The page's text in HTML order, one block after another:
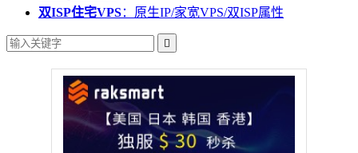
双ISP住宅VPS：原生IP/家宽VPS/双ISP属性
